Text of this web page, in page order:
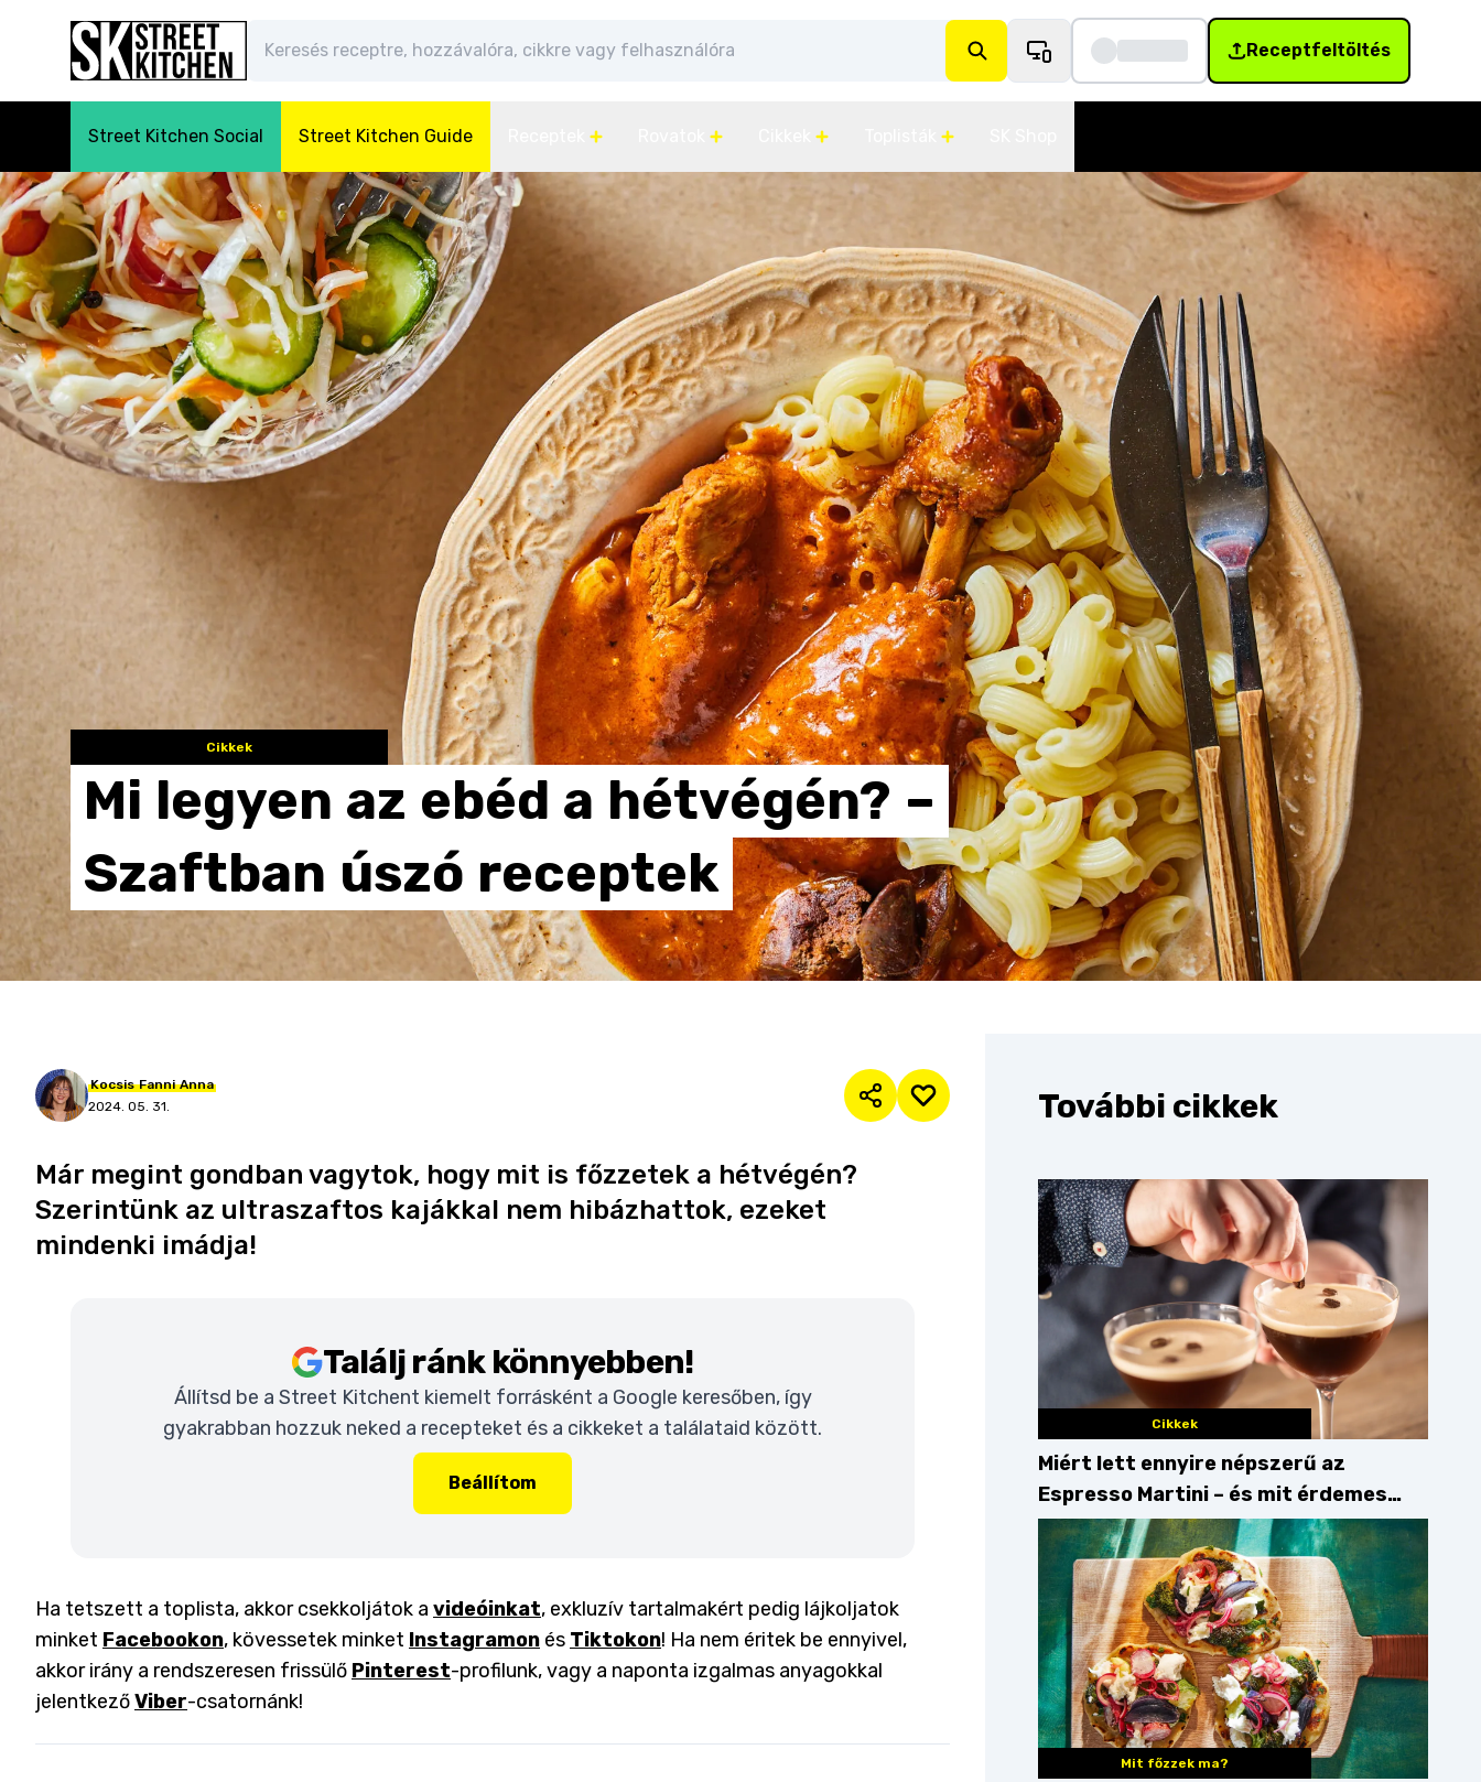
Receptfeltöltés
Street Kitchen Social Street Kitchen Guide
Cikkek
Mi legyen az ebéd a hétvégén? –
Szaftban úszó receptek
Kocsis Fanni Anna
2024. 05. 31.
Már megint gondban vagytok, hogy mit is főzzetek a hétvégén?
Szerintünk az ultraszaftos kajákkal nem hibázhattok, ezeket
mindenki imádja!
Találj ránk könnyebben!
Állítsd be a Street Kitchent kiemelt forrásként a Google keresőben, így
gyakrabban hozzuk neked a recepteket és a cikkeket a találataid között.
Beállítom
Ha tetszett a toplista, akkor csekkoljátok a videóinkat, exkluzív tartalmakért pedig lájkoljatok
minket Facebookon, kövessetek minket Instagramon és Tiktokon! Ha nem éritek be ennyivel,
akkor irány a rendszeresen frissülő Pinterest-profilunk, vagy a naponta izgalmas anyagokkal
jelentkezőViber-csatornánk!
További cikkek
Cikkek
Miért lett ennyire népszerű az
Espresso Martini – és mit érdemes
enni mellé?
Mit főzzek ma?